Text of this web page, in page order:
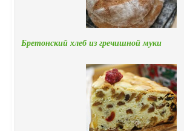
Бретонский хлеб из гречишной муки